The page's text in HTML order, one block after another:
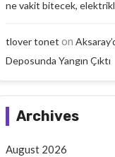
ne vakit bitecek,
tlover tonet on
Deposunda Yangın Çıktı
Archives
August 2026